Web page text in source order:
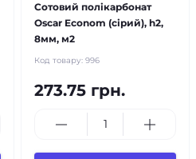
Сотовий полікарбонат
Oscar Econom (сірий), h2,
8мм, м2
Код товару: 996
273.75 грн.